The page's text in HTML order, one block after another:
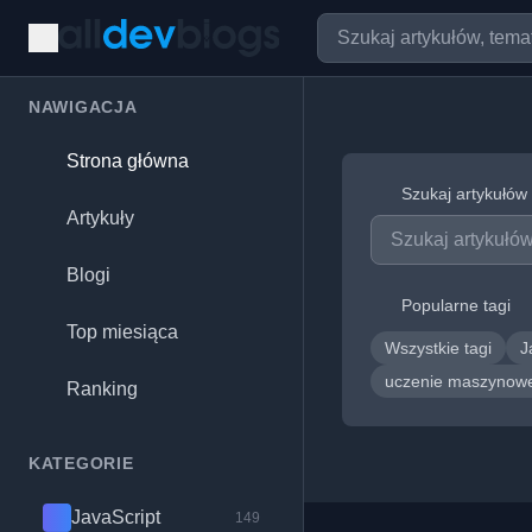
NAWIGACJA
Strona główna
Artykuły
Blogi
Top miesiąca
Ranking
KATEGORIE
JavaScript 149
Szukaj artykułów
Popularne tagi
Wszystkie tagi
uczenie